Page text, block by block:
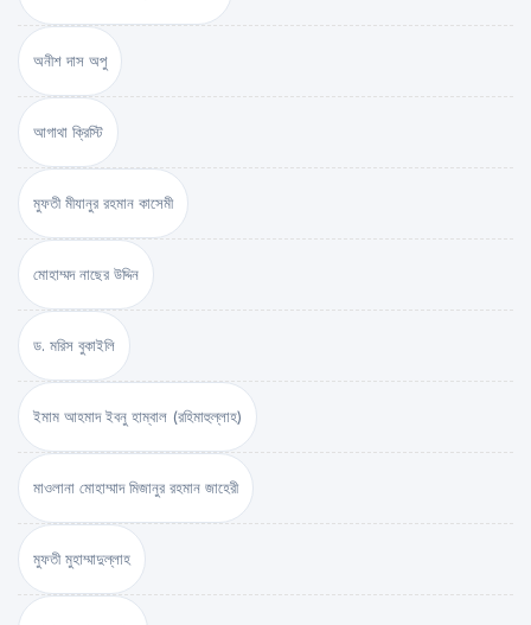
অনীশ দাস অপু
আগাথা ক্রিস্টি
মুফতী মীযানুর রহমান কাসেমী
মোহাম্মদ নাছের উদ্দিন
ড. মরিস বুকাইলি
ইমাম আহমাদ ইবনু হাম্বাল (রহিমাহুল্লাহ)
মাওলানা মোহাম্মাদ মিজানুর রহমান জাহেরী
মুফতী মুহাম্মাদুল্লাহ